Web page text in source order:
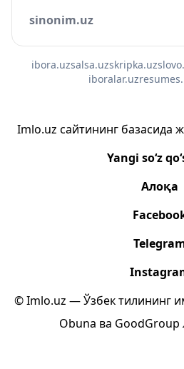
sinonim.uz
ibora.uzsalsa.uzskripka.uz
iboralar.uz
Imlo.uz сайтининг базасида
Yangi so‘z
Алоқа
© Imlo.uz — Ўзбек тилининг
Obuna ва GoodGroup